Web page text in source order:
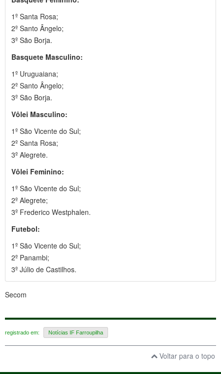
1º Santa Rosa;
2º Santo Ângelo;
3º São Borja.
Basquete Masculino:
1º Uruguaiana;
2º Santo Ângelo;
3º São Borja.
Vôlei Masculino:
1º São Vicente do Sul;
2º Santa Rosa;
3º Alegrete.
Vôlei Feminino:
1º São Vicente do Sul;
2º Alegrete;
3º Frederico Westphalen.
Futebol:
1º São Vicente do Sul;
2º Panambi;
3º Júlio de Castilhos.
Secom
registrado em: Notícias IF Farroupilha
Voltar para o topo